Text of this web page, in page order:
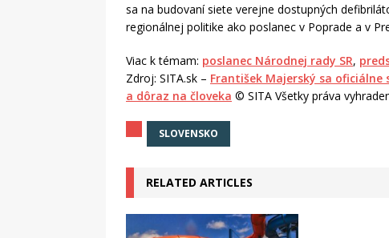
sa na budovaní siete verejne dostupných
regionálnej politike ako poslanec v Poprade a v
Viac k témam: poslanec Národnej rady SR,
Zdroj: SITA.sk – František Majerský sa
a dôraz na človeka © SITA Všetky práva
SLOVENSKO
RELATED ARTICLES